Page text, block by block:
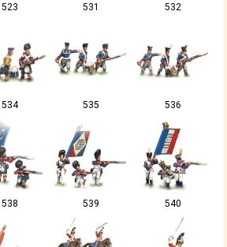
523 531 532
534 535 536
538 539 540